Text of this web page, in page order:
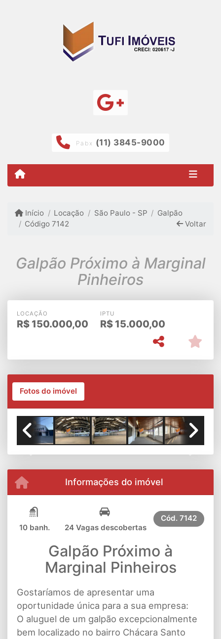
Pabx (11) 3845-9000
Início Locação São Paulo - SP
Galpão
Código 7142
Voltar
Galpão Próximo à Marginal
Pinheiros
LOCAÇÃO
R$ 150.000,00
IPTU
R$ 15.000,00
Fotos do imóvel
Informações do imóvel
10 banh. 24 Vagas descobertas
Cód. 7142
Galpão Próximo à
Marginal Pinheiros
Gostaríamos de apresentar uma
oportunidade única para a sua empresa:
O aluguel de um galpão excepcionalmente
bem localizado no bairro Chácara Santo